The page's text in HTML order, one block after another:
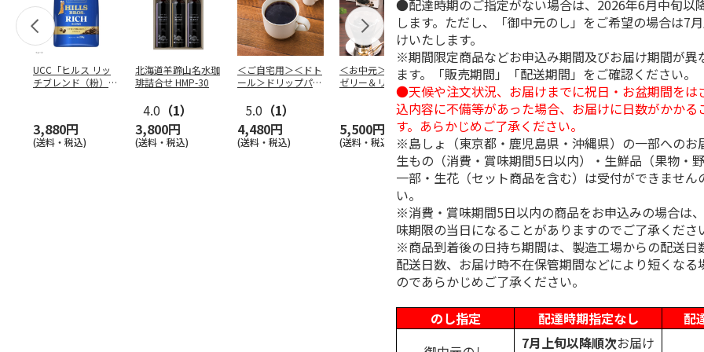
UCC「ヒルス リッ
チブレンド（粉）」
3,880円
(送料・税込)
北海道羊蹄山名水珈
琲詰合せ HMP-30
4.0 （1）
3,800円
(送料・税込)
＜ご自宅用＞＜ドト
ール＞ドリップパッ
１０…
5.0 （1）
4,480円
(送料・税込)
＜お中元＞コーヒー
ゼリー＆リキッドコ
5,500円
(送料・税込)
＜お中元＞無糖アイ
スコーヒー４本
3,780円
(送料・税込)
＜お中元＞無糖アイ
スコーヒー１２本
6,980円
(送料・税込)
＜お中元＞
ーヒーセット
(送料・税込)
●配達時期のご指定がない場合は、2026年6月中旬以
します。ただし、「御中元のし」をご希望の場合は7
けいたします。
※期間限定商品などお申込み期間及びお届け期間が異
ます。「販売期間」「配送期間」をご確認ください。
●天候や注文状況、お届けまでに祝日・お盆期間をは
込内容に不備等があった場合、お届けに日数がかかる
す。あらかじめご了承ください。
※島しょ（東京都・鹿児島県・沖縄県）の一部へのお
生もの（消費・賞味期間5日以内）・生鮮品（果物・
一部・生花（セット商品を含む）は受付ができません
い。
※消費・賞味期間5日以内の商品をお申込みの場合は
味期限の当日になることがありますのでご了承くださ
※商品到着後の日持ち期間は、製造工場からの配送日
配送日数、お届け時不在保管期間などにより短くなる
のであらかじめご了承ください。
のし指定
配達時期指定なし
配
7月上旬以降順次お届け